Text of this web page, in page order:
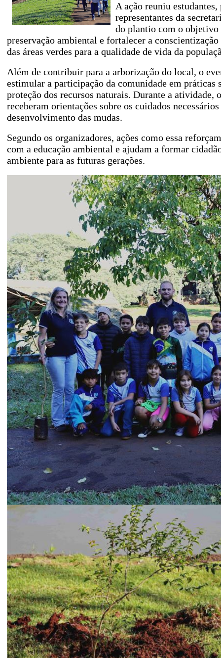
A ação reuniu estudantes,
representantes da
do plantio com o objetivo
preservação ambiental e fortalecer a
das áreas verdes para a qualidade de vida da
Além de contribuir para a arborização do local, o
estimular a participação da comunidade em práticas
proteção dos recursos naturais. Durante a atividade,
receberam orientações sobre os cuidados
desenvolvimento das mudas.
Segundo os organizadores, ações como essa
com a educação ambiental e ajudam a formar
ambiente para as futuras gerações.